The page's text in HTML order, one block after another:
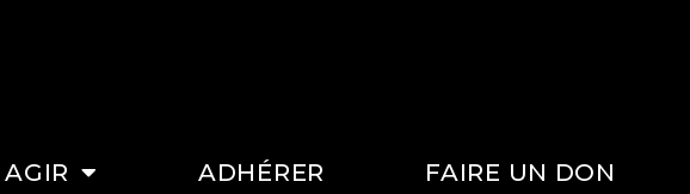
AGIR ADHÉRER FAIRE UN DON